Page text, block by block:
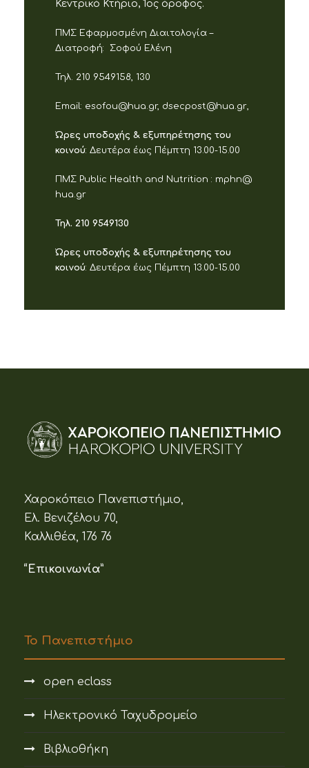
Κεντρικό Κτήριο, 1ος όροφος.
ΠΜΣ Εφαρμοσμένη Διαιτολογία –
Διατροφή:
Σοφού Ελένη
Τηλ. 210 9549158, 130
Email: esofou@hua.gr, dsecpost@hua gr
Ώρες υποδοχής & εξυπηρέτησης του
κοινού: Δευτέρα έως Πέμπτη 13.00-15.00
ΠΜΣ Public Health and Nutrition : mphn@
hua.gr
Τηλ. 210 9549130
Ώρες υποδοχής & εξυπηρέτησης του
κοινού: Δευτέρα έως Πέμπτη 13.00-15.00
Χαροκόπειο Πανεπιστήμιο,
Ελ. Βενιζέλου 70,
Καλλιθέα, 176 76
“Επικοινωνία”
Το Πανεπιστήμιο
open eclass
Ηλεκτρονικό Ταχυδρομείο
Βιβλιοθήκη